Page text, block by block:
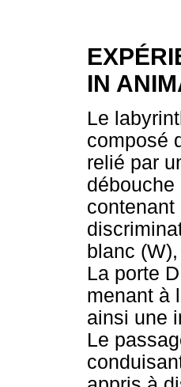
IN
Le
composé
relié par
débouche
contenant
blanc
La porte
menant à
ainsi une
Le